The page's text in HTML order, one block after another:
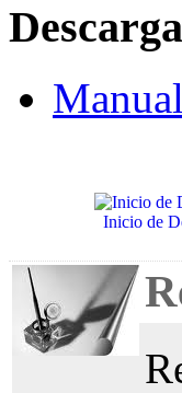
Inicio de